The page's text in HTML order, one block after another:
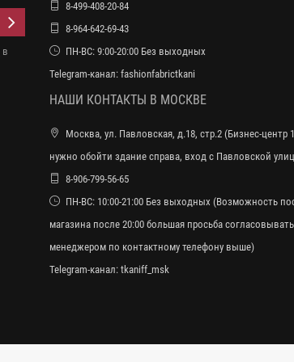
в
8-499-408-20-84
8-964-642-69-43
ПН-ВС: 9:00-20:00 Без выходных
Telegram-канал: fashionfabrictkani
НАШИ КОНТАКТЫ В МОСКВЕ
Москва, ул. Павловская, д.18, стр.2 (Бизнес-центр
нужно обойти здание справа, вход с Павловской
8-906-799-56-65
ПН-ВС: 10:00-21:00 Без выходных (Возможность
магазина после 20:00 большая просьба
менеджером по контактному телефону выше)
Telegram-канал: tkaniff_msk